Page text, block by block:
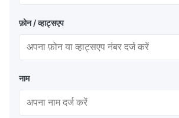
फ़ोन / व्हाट्सएप
नाम